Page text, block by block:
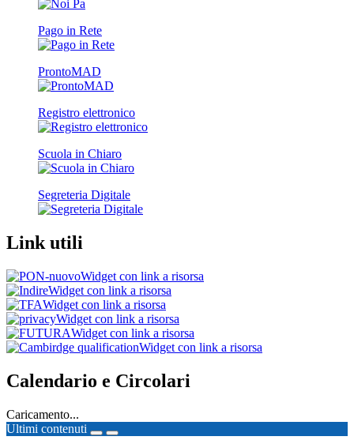
Pago in Rete
ProntoMAD
Registro elettronico
Scuola in Chiaro
Segreteria Digitale
Link utili
Widget con link a risorsa
Widget con link a risorsa
Widget con link a risorsa
Widget con link a risorsa
Widget con link a risorsa
Widget con link a risorsa
Calendario e Circolari
Caricamento...
Ultimi contenuti